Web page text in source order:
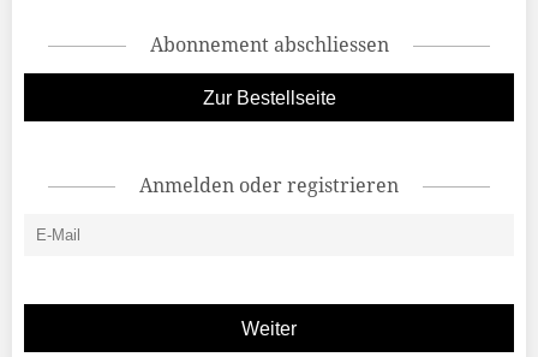
Abonnement abschliessen
Zur Bestellseite
Anmelden oder registrieren